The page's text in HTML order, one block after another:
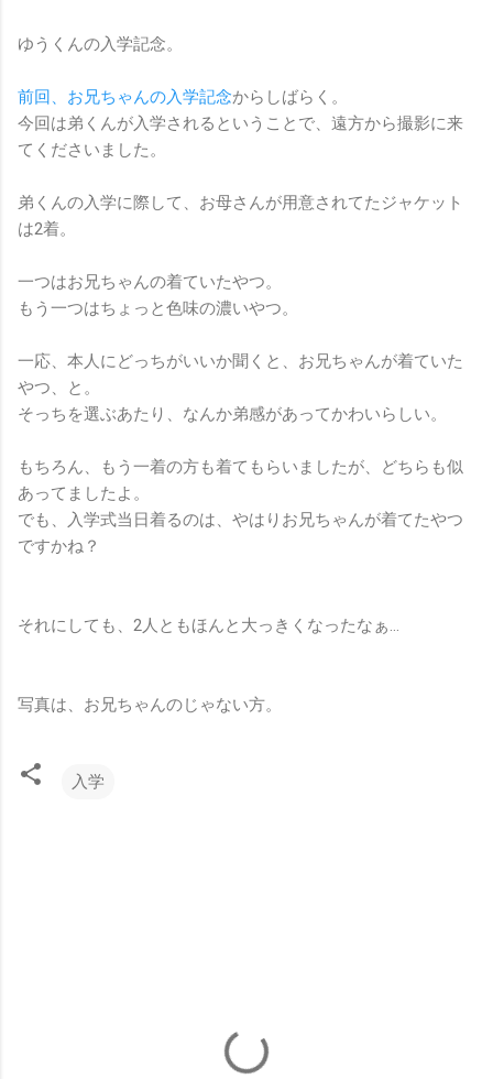
ゆうくんの入学記念。
前回、お兄ちゃんの入学記念からしばらく。
今回は弟くんが入学されるということで、遠方から撮影に来
てくださいました。
弟くんの入学に際して、お母さんが用意されてたジャケット
は2着。
一つはお兄ちゃんの着ていたやつ。
もう一つはちょっと色味の濃いやつ。
一応、本人にどっちがいいか聞くと、お兄ちゃんが着ていた
やつ、と。
そっちを選ぶあたり、なんか弟感があってかわいらしい。
もちろん、もう一着の方も着てもらいましたが、どちらも似
あってましたよ。
でも、入学式当日着るのは、やはりお兄ちゃんが着てたやつ
ですかね？
それにしても、2人ともほんと大っきくなったなぁ…
写真は、お兄ちゃんのじゃない方。
入学